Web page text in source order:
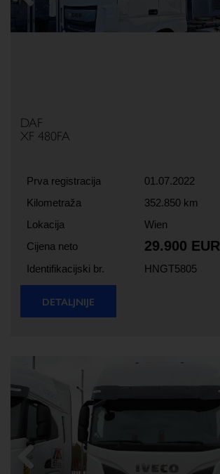
Previous
DAF
XF 480FA
Prva registracija
01.07.2022
Kilometraža
352.850 km
Lokacija
Wien
Cijena neto
29.900 EUR
Identifikacijski br. HNGT5805
DETALJNIJE